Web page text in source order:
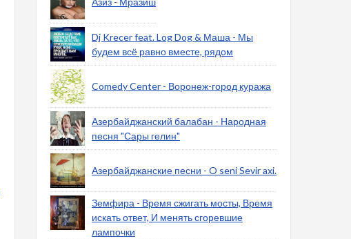
Dj Krecer feat. Log Dog & Маша - Мы
будем всё равно вместе, рядом
Comedy Center - Воронеж-город куража
Азербайджанский балабан - Народная
песня "Сары гелин"
Азербайджанские песни - O seni Sevir axi.
Земфира - Время сжигать мосты, Время
искать ответ, И менять сгоревшие
лампочки